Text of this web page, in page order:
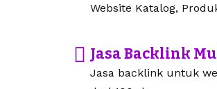
Website Katalog,
Jasa Backlink
Jasa backlink untuk